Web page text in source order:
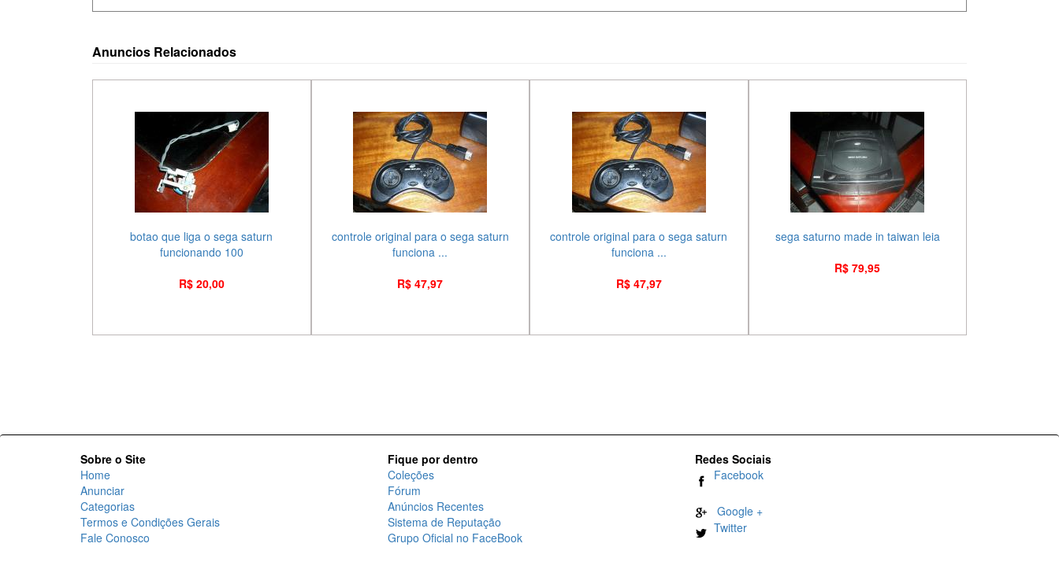
Anuncios Relacionados
botao que liga o sega saturn
funcionando 100
R$ 20,00
controle original para o sega saturn
funciona ...
R$ 47,97
controle original para o sega saturn
funciona ...
R$ 47,97
sega saturno made in taiwan leia
R$ 79,95
Sobre o Site
Home
Anunciar
Categorias
Termos e Condições Gerais
Fale Conosco
Fique por dentro
Coleções
Fórum
Anúncios Recentes
Sistema de Reputação
Grupo Oficial no FaceBook
Redes Sociais
Facebook
Google +
Twitter